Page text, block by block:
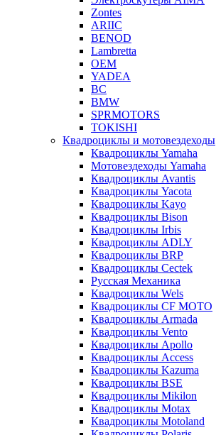
Zontes
ARIIC
BENOD
Lambretta
OEM
YADEA
BC
BMW
SPRMOTORS
TOKISHI
Квадроциклы и мотовездеходы
Квадроциклы Yamaha
Мотовездеходы Yamaha
Квадроциклы Avantis
Квадроциклы Yacota
Квадроциклы Kayo
Квадроциклы Bison
Квадроциклы Irbis
Квадроциклы ADLY
Квадроциклы BRP
Квадроциклы Cectek
Русская Механика
Квадроциклы Wels
Квадроциклы CF MOTO
Квадроциклы Armada
Квадроциклы Vento
Квадроциклы Apollo
Квадроциклы Access
Квадроциклы Kazuma
Квадроциклы BSE
Квадроциклы Mikilon
Квадроциклы Motax
Квадроциклы Motoland